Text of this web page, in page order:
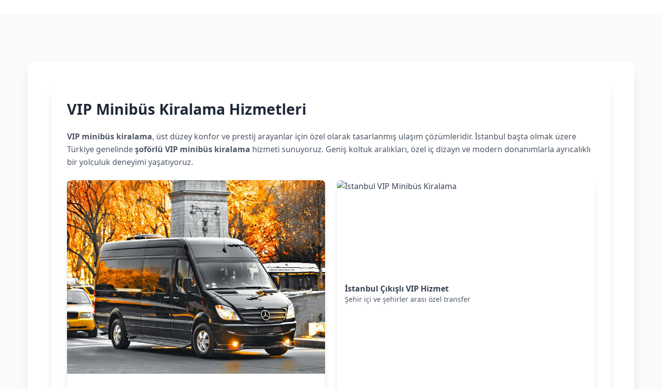
VIP Minibüs Kiralama Hizmetleri
VIP minibüs kiralama, üst düzey konfor ve prestij arayanlar için özel olarak tasarlanmış ulaşım çözümleridir. İstanbul başta olmak üzere
Türkiye genelindeşoförlü VIP minibüs kiralama hizmeti sunuyoruz. Geniş koltuk aralıkları, özel iç dizayn ve modern donanımlarla ayrıcalıklı
bir yolculuk deneyimi yaşatıyoruz.
İstanbul Çıkışlı VIP Hizmet
Şehir içi ve şehirler arası özel transfer